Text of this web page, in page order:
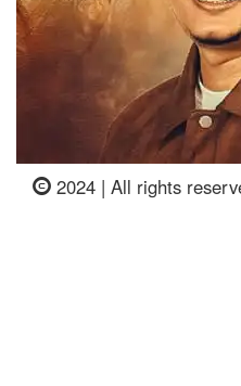
2024 | All rights